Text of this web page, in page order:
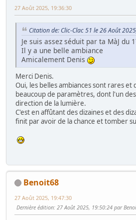
27 Août 2025, 19:36:30
Citation de: Clic-Clac 51 le 26 Août
Je suis assez séduit par ta MàJ du
Il y a une belle ambiance
Amicalement Denis
Merci Denis.
Oui, les belles ambiances sont rares et
beaucoup de paramètres, dont l'un
direction de la lumière.
C'est en affûtant des dizaines et des
finit par avoir de la chance et tomber
Benoit68
27 Août 2025, 19:47:30
Dernière édition: 27 Août 2025, 19:50:24 par